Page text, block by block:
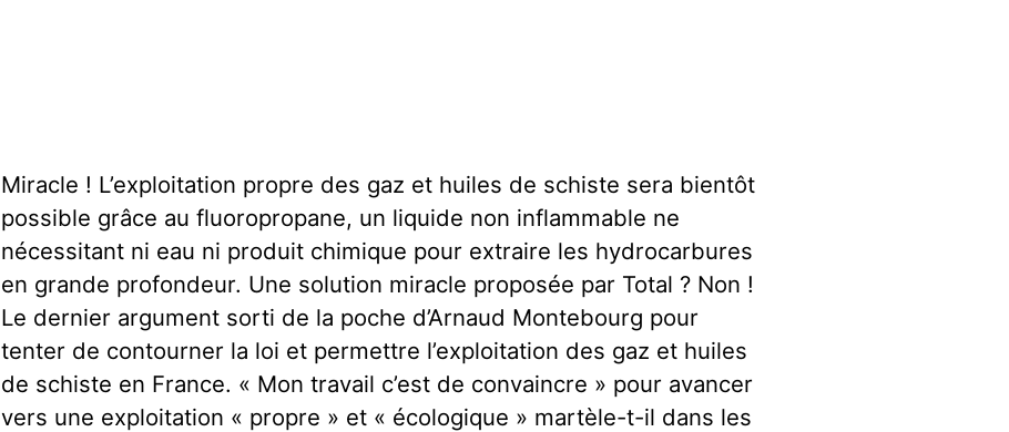
Miracle ! L’exploitation propre des gaz et huiles de schiste sera bientôt
possible grâce au fluoropropane, un liquide non inflammable ne
nécessitant ni eau ni produit chimique pour extraire les hydrocarbures
en grande profondeur. Une solution miracle proposée par Total ? Non !
Le dernier argument sorti de la poche d’Arnaud Montebourg pour
tenter de contourner la loi et permettre l’exploitation des gaz et huiles
de schiste en France. « Mon travail c’est de convaincre » pour avancer
vers une exploitation « propre » et « écologique » martèle-t-il dans les